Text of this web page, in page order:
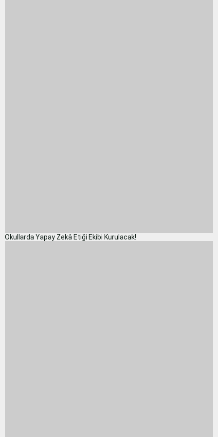
Okullarda Yapay Zekâ Etiği Ekibi Kurulacak!